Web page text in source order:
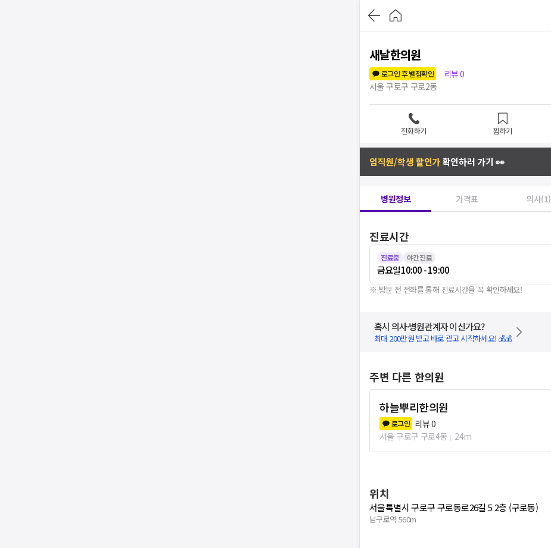
새날한의원
로그인 후 별점확인
리뷰0
서울 구로구 구로2동
전화하기 찜하기
임직원/학생 할인가확인하러 가기 👀
병원정보 가격표 의사(1)
진료시간
진료중 야간진료
금요일10:00 - 19:00
※ 방문 전 전화를 통해 진료시간을 꼭 확인하세요!
혹시 의사·병원관계자 이신가요?
최대 200만원 받고 바로 광고 시작하세요! 💰💰
주변 다른 한의원
하늘뿌리한의원
로그인 리뷰0
서울 구로구 구로4동
24m
위치
서울특별시 구로구 구로동로26길 5 2층 (구로동)
남구로역 560m